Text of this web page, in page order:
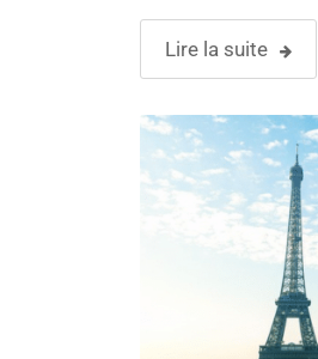
Lire la suite